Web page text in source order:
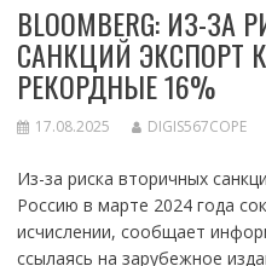
BLOOMBERG: ИЗ-
САНКЦИЙ ЭКСПОРТ
РЕКОРДНЫЕ 16%
17.08.2025 DIGIS567COPE
Из-за риска вторичных
Россию в марте 2024 года
исчислении, сообщает
ссылаясь на зарубежное